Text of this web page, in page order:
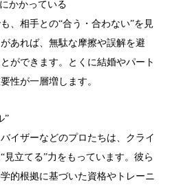
かかっている
、相手との“合う・合わない”を見
あれば、無駄な摩擦や誤解を避
ができます。とくに結婚やパート
性が一層増します。
”
イザーなどのプロたちは、クライ
見立てる”力をもっています。彼ら
的根拠に基づいた資格やトレーニ